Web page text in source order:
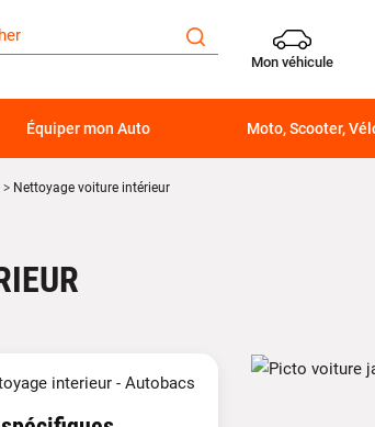
Mon véhicule
Équiper mon Auto Moto, Scooter,
Nettoyage voiture intérieur